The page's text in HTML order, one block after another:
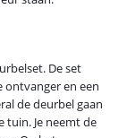
De set
ontvanger en een
de deurbel gaan
tuin. Je neemt de